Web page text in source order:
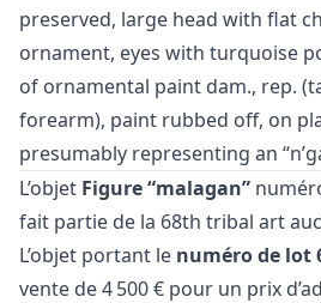
preserved, large head with flat
ornament, eyes with turquoise
of ornamental paint dam., rep.
forearm), paint rubbed off, on
presumably representing an
L’objet Figure “malagan”
fait partie de la 68th tribal art
L’objet portant le numéro de lot
vente de 4 500 € pour un prix